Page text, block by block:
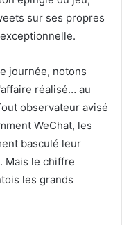
sur ses propres
journée, notons
réalisé… au
observateur avisé
WeChat, les
basculé leur
Mais le chiffre
les grands